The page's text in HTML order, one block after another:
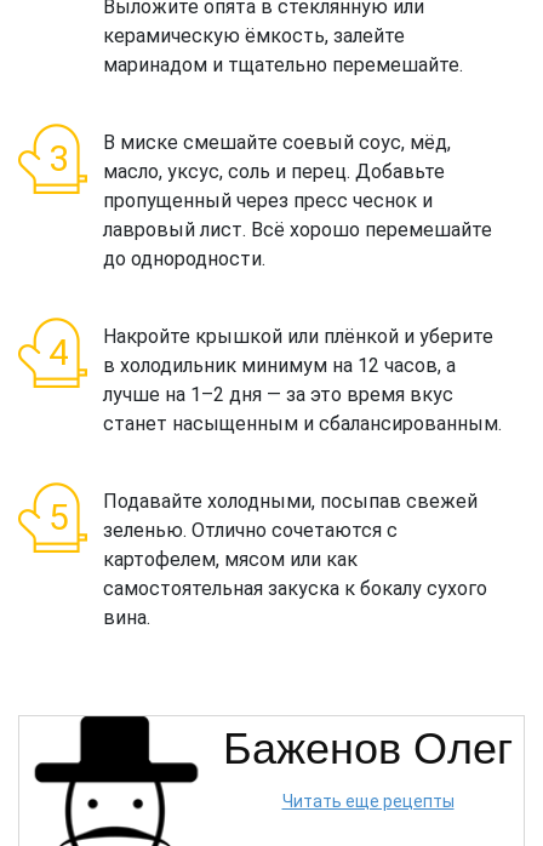
Выложите опята в стеклянную или
керамическую ёмкость, залейте
маринадом и тщательно перемешайте.
В миске смешайте соевый соус, мёд,
масло, уксус, соль и перец. Добавьте
пропущенный через пресс чеснок и
лавровый лист. Всё хорошо перемешайте
до однородности.
Накройте крышкой или плёнкой и уберите
в холодильник минимум на 12 часов, а
лучше на 1–2 дня — за это время вкус
станет насыщенным и сбалансированным.
Подавайте холодными, посыпав свежей
зеленью. Отлично сочетаются с
картофелем, мясом или как
самостоятельная закуска к бокалу сухого
вина.
Баженов Олег
Читать еще рецепты